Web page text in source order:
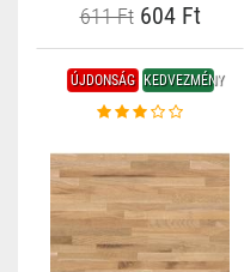
611 Ft604 Ft
ÚJDONSÁG KEDVEZMÉNY